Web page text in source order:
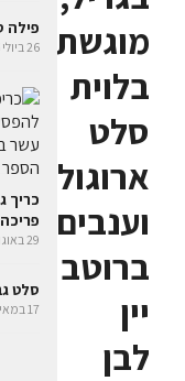
מוגשת
בלוית
סלט
ארוגולה
וענבים
ברוטב
יין
לבן
פילה
26 ביולי 2006
כריך
פריכה
29 באוגוסט 2010
סלט
17 במאי 2006